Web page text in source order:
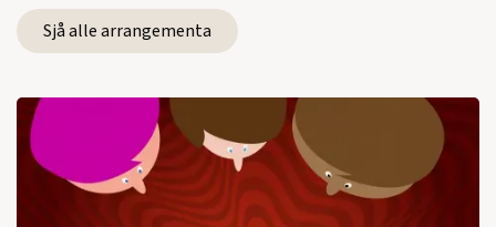
Sjå alle arrangementa